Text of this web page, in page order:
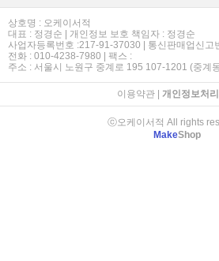
상호명 : 오케이서적
대표 : 정경순 | 개인정보 보호 책임자 : 정경순
사업자등록번호 :217-91-37030 | 통신판매업신고
전화 : 010-4238-7980 | 팩스 :
주소 : 서울시 노원구 중계로 195 107-1201 (중계
이용약관| 개인정보처
ⓒ오케이서적 All rights
MakeShop